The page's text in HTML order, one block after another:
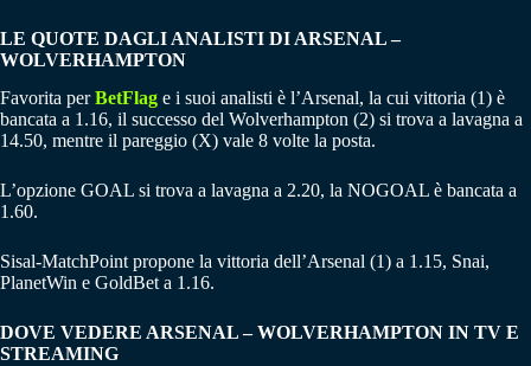
LE QUOTE DAGLI ANALISTI DI ARSENAL–
WOLVERHAMPTON
Favorita perBetFlag e i suoi analisti è l’Arsenal, la cui vittoria (1) è
bancata a 1.16, il successo del Wolverhampton (2) si trova a lavagna a
14.50, mentre il pareggio (X) vale 8 volte la posta.
L’opzione GOAL si trova a lavagna a 2.20, la NOGOAL è bancata a
1.60.
Sisal-MatchPoint propone la vittoria dell’Arsenal (1) a 1.15, Snai,
PlanetWin e GoldBet a 1.16.
DOVE VEDERE ARSENAL – WOLVERHAMPTON IN TV E
STREAMING